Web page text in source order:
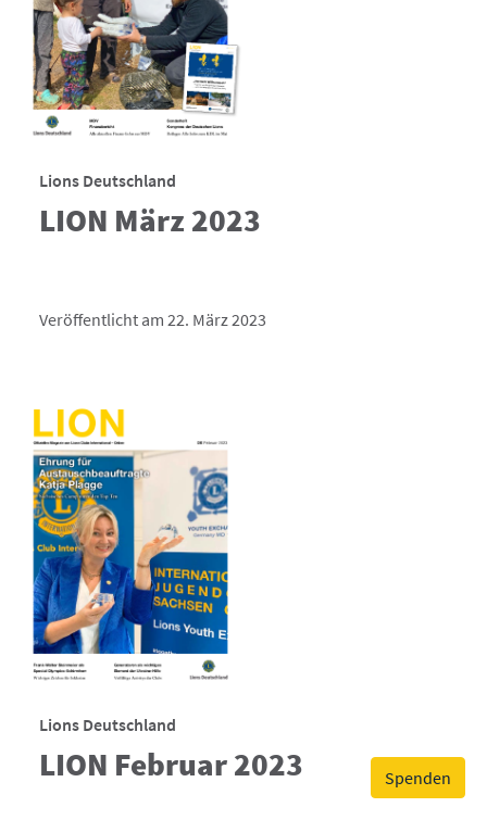
Spenden
Lions Deutschland
LION März 2023
Veröffentlicht am 22. März 2023
Lions Deutschland
LION Februar 2023